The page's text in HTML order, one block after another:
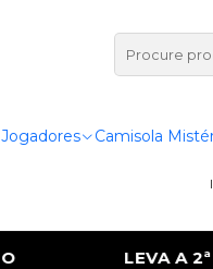
Jogadores Camisola
LEVA A 2ª